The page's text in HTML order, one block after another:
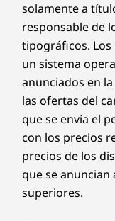
solamente a
responsable de
tipográficos. Los
un sistema
anunciados en
las ofertas del
que se envía el
con los precios
precios de los
que se anuncian
superiores.